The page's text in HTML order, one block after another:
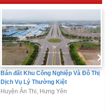
Bán đất Khu Công Nghiệp Và Đô Thị
Dịch Vụ Lý Thường Kiệt
Huyện Ân Thi, Hưng Yên